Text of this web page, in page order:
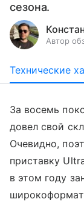
сезона.
Автор
Технические
За восемь
довел свой
Очевидно,
приставку
в этом году